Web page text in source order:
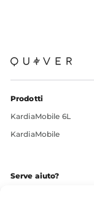
Prodotti
KardiaMobile 6L
KardiaMobile
Serve aiuto?